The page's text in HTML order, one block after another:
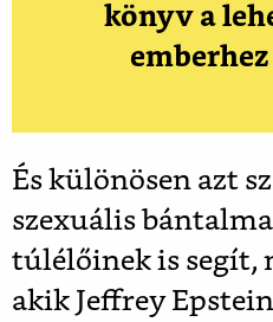
könyv a
És különösen azt
szexuális
túlélőinek is segít,
akik Jeffrey